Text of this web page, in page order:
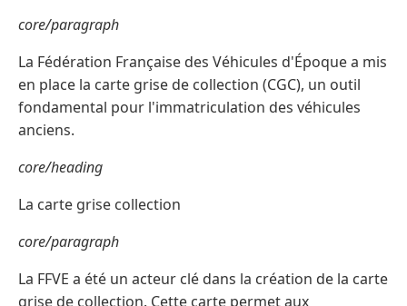
core/paragraph
La Fédération Française des Véhicules d'Époque a mis
en place la carte grise de collection (CGC), un outil
fondamental pour l'immatriculation des véhicules
anciens.
core/heading
La carte grise collection
core/paragraph
La FFVE a été un acteur clé dans la création de la carte
grise de collection. Cette carte permet aux